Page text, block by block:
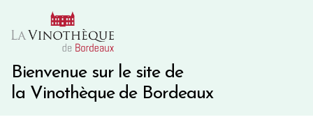
Bienvenue sur le site de
la Vinothèque de Bordeaux
10€ de remise immédiate sur votre première commande
Une question ?